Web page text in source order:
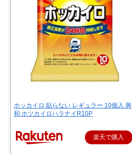
ホッカイロ 貼らない レギュラー 10個入 興
和 ホツカイロハラナイR10P
楽天で購入